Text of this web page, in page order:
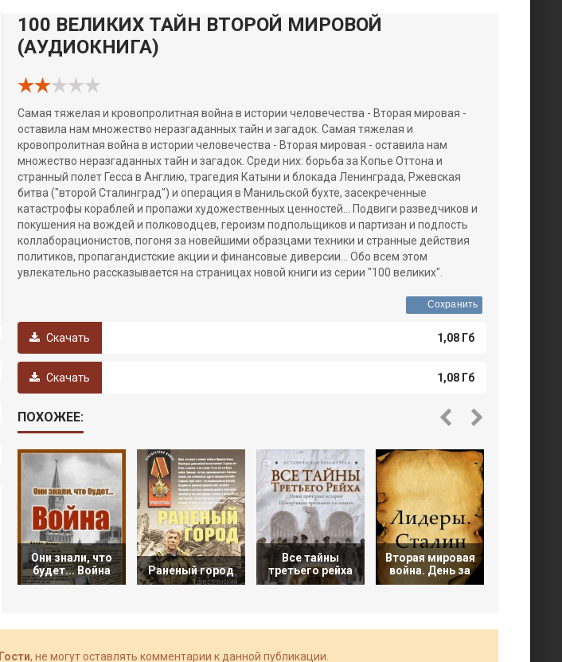
100 ВЕЛИКИХ ТАЙН ВТОРОЙ МИРОВОЙ
(АУДИОКНИГА)
Самая тяжелая и кровопролитная война в истории человечества - Вторая мировая -
оставила нам множество неразгаданных тайн и загадок. Самая тяжелая и
кровопролитная война в истории человечества - Вторая мировая - оставила нам
множество неразгаданных тайн и загадок. Среди них: борьба за Копье Оттона и
странный полет Гесса в Англию, трагедия Катыни и блокада Ленинграда, Ржевская
битва ("второй Сталинград") и операция в Манильской бухте, засекреченные
катастрофы кораблей и пропажи художественных ценностей... Подвиги разведчиков и
покушения на вождей и полководцев, героизм подпольщиков и партизан и подлость
коллаборационистов, погоня за новейшими образцами техники и странные действия
политиков, пропагандистские акции и финансовые диверсии... Обо всем этом
увлекательно рассказывается на страницах новой книги из серии "100 великих".
Сохранить
Скачать 1,08 Гб
Скачать 1,08 Гб
ПОХОЖЕЕ:
Они знали, что
будет... Война
Раненый город
Все тайны
третьего рейха
Вторая мировая
война. День за
Гости, не могут оставлять комментарии к данной публикации.